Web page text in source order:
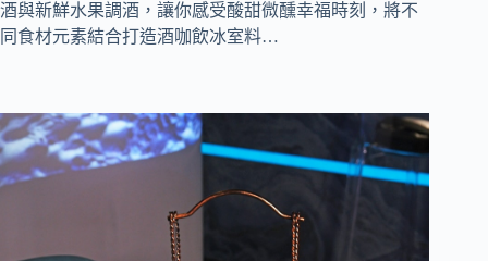
酒與新鮮水果調酒，讓你感受酸甜微醺幸福時刻，將不
同食材元素結合打造酒咖飲冰室料…